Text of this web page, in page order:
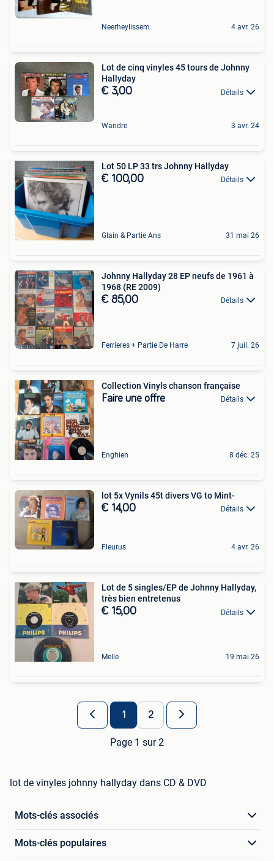
Neerheylissem 4 avr. 26
Lot de cinq vinyles 45 tours de Johnny
Hallyday
€ 3,00 Détails
Wandre 3 avr. 24
Lot 50 LP 33 trs Johnny Hallyday
€ 100,00 Détails
Glain & Partie Ans 31 mai 26
Johnny Hallyday 28 EP neufs de 1961 à
1968 (RE 2009)
€ 85,00 Détails
Ferrieres + Partie De Harre 7 juil. 26
Collection Vinyls chanson française
Faire une offre Détails
Enghien 8 déc. 25
lot 5x Vynils 45t divers VG to Mint-
€ 14,00 Détails
Fleurus 4 avr. 26
Lot de 5 singles/EP de Johnny Hallyday,
très bien entretenus
€ 15,00 Détails
Melle 19 mai 26
1 2
Page 1 sur 2
lot de vinyles johnny hallyday dans CD & DVD
Mots-clés associés
Mots-clés populaires